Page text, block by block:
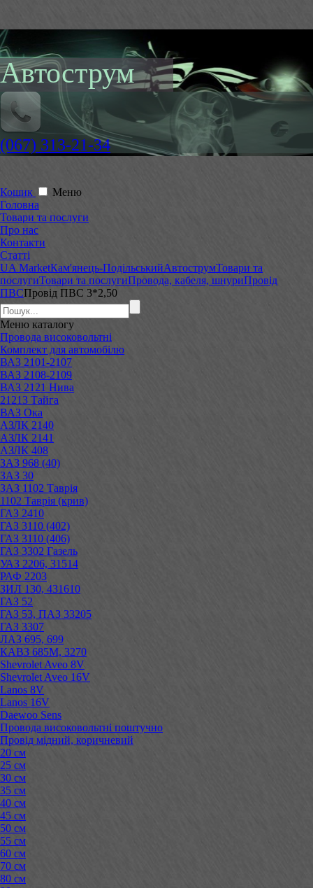
Автострум
(067) 313-21-34
Кошик
Меню
Головна
Товари та послуги
Про нас
Контакти
Статті
UA MarketКам'янець-ПодільськийАвтострумТовари та
послугиТовари та послугиПровода, кабеля, шнуриПровід
ПВСПровід ПВС 3*2,50
Меню каталогу
Провода високовольтні
Комплект для автомобілю
ВАЗ 2101-2107
ВАЗ 2108-2109
ВАЗ 2121 Нива
21213 Тайга
ВАЗ Ока
АЗЛК 2140
АЗЛК 2141
АЗЛК 408
ЗАЗ 968 (40)
ЗАЗ 30
ЗАЗ 1102 Таврія
1102 Таврія (крив)
ГАЗ 2410
ГАЗ 3110 (402)
ГАЗ 3110 (406)
ГАЗ 3302 Газель
УАЗ 2206, 31514
РАФ 2203
ЗИЛ 130, 431610
ГАЗ 52
ГАЗ 53, ПАЗ 33205
ГАЗ 3307
ЛАЗ 695, 699
КАВЗ 685М, 3270
Shevrolet Aveo 8V
Shevrolet Aveo 16V
Lanos 8V
Lanos 16V
Daewoo Sens
Провода високовольтні поштучно
Провід мідний, коричневий
20 см
25 см
30 см
35 см
40 см
45 см
50 см
55 см
60 см
70 см
80 см